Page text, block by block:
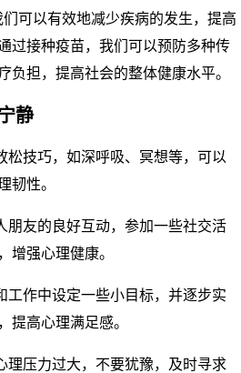
可以有效地减少疾病的发生，提高
过接种疫苗，我们可以预防多种传
负担，提高社会的整体健康水平。
静
松技巧，如深呼吸、冥想等，可以
韧性。
朋友的良好互动，参加一些社交活
增强心理健康。
工作中设定一些小目标，并逐步实
提高心理满足感。
理压力过大，不要犹豫，及时寻求